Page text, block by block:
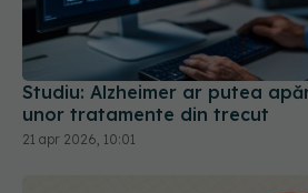
Studiu: Alzheimer ar putea
unor tratamente din trecut
21 apr 2026, 10:01